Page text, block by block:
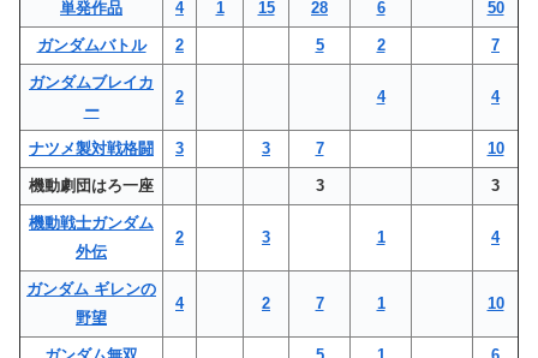
単発作品 4 1 15 28 6 50
ガンダムバトル 2 5 2 7
ガンダムブレイカ
ー
2 4 4
ナツメ製対戦格闘 3 3 7 10
機動劇団はろ一座 3 3
機動戦士ガンダム
外伝
2 3 1 4
ガンダム ギレンの
野望
4 2 7 1 10